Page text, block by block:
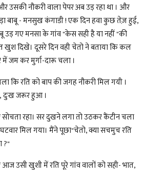
नौकरी वाला पेपर अब उड़ रहा था । और
बाबू - मनसुख कंगाडी ! एक दिन हवा कुछ तेज़ हुई,
उड़ गए मनसा के गांव "केस सही है या नहीं "की
खुश दिखे। दूसरे दिन वही चेतो ने बताया कि कल
जम कर मुर्गा-दारू चला ।
कि रति को बाप की जगह नौकरी मिल गयी ।
दुःख जरूर हुआ ।
रहा। सर दुखने लगा तो उठकर कैंटीन चला
मिल गया। मैंने पूछा"चेतो, क्या सचमुच रति
?"
उसी खुशी में रति पूरे गांव वालों को सही- भात,